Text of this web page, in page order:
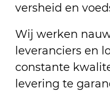
versheid en
Wij werken
leveranciers en
constante
levering te